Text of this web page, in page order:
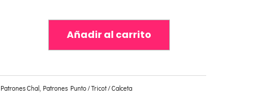
de 5
Añadir al carrito
Patrones Chal, Patrones Punto / Tricot / Calceta